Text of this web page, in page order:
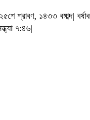
শ্রাবণ, ১৪৩৩ বঙ্গাব্দ|
৭:৪৬|